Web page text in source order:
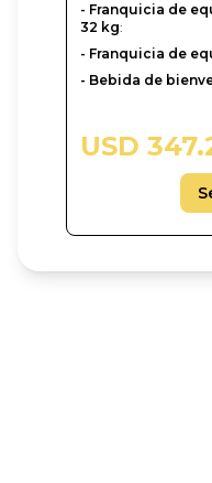
- Franquicia de
32 kg:
- Franquicia de
- Bebida de
USD